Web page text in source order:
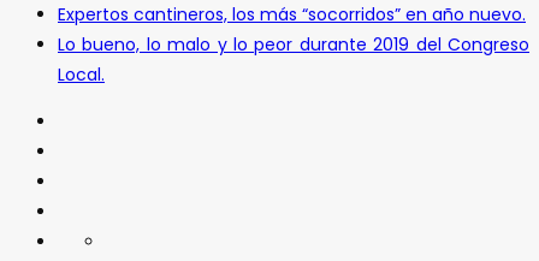
Expertos cantineros, los más “socorridos” en año nuevo.
Lo bueno, lo malo y lo peor durante 2019 del Congreso
Local.